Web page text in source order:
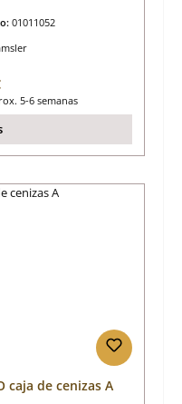
01011052
5-6 semanas
caja de cenizas A